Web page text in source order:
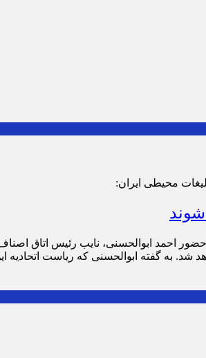
محیطی ایران:
شوند
احمد ابوالحسنی، نایب رئیس اتاق
شد. به گفته ابوالحسنی که ریاست اتحادیه